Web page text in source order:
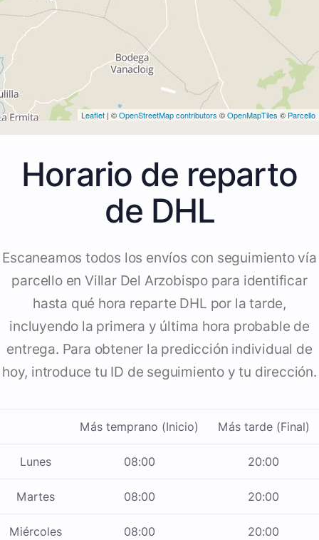
Leaflet | ©OpenStreetMap contributors ©OpenMapTiles © Parcello
Horario de reparto
de DHL
Escaneamos todos los envíos con seguimiento vía
parcello en Villar Del Arzobispo para identificar
hasta qué hora reparte DHL por la tarde,
incluyendo la primera y última hora probable de
entrega. Para obtener la predicción individual de
hoy, introduce tu ID de seguimiento y tu dirección.
Más temprano (Inicio) Más tarde (Final)
Lunes 08:00 20:00
Martes 08:00 20:00
Miércoles 08:00 20:00